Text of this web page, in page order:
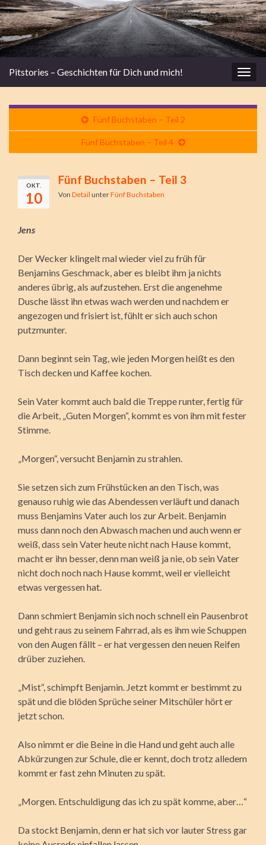
Pitstories – Geschichten für Dich und mich!
Fünf Buchstaben – Teil 2
Fünf Buchstaben – Teil 4
OKT.
10
Fünf Buchstaben – Teil 3
Von Detail unterFünf Buchstaben
Jens
Der Wecker klingelt mal wieder viel zu früh für
Benjamins Geschmack, aber es bleibt ihm ja nichts
anderes übrig, als aufzustehen. Erst die angenehme
Dusche lässt ihn etwas wach werden und nachdem er
angezogen und frisiert ist, fühlt er sich auch schon
putzmunter.
Dann beginnt sein Tag, wie jeden Morgen heißt es den
Tisch decken und Kaffee kochen.
Sein Vater kommt auch bald die Treppe runter, fertig für
die Arbeit, „Guten Morgen“, kommt es von ihm mit fester
Stimme.
„Morgen“, versucht Benjamin zu strahlen.
Sie setzen sich zum Frühstücken an den Tisch, was
genauso ruhig wie das Abendessen verläuft und danach
muss Benjamins Vater auch los zur Arbeit. Benjamin
muss dann noch den Abwasch machen und auch wenn er
weiß, dass sein Vater heute nicht nach Hause kommt,
macht er ihn besser, denn man weiß ja nie, ob sein Vater
nicht doch noch nach Hause kommt, weil er vielleicht
etwas vergessen hat.
Dann schmiert Benjamin sich noch schnell ein Pausenbrot
und geht raus zu seinem Fahrrad, als es ihm wie Schuppen
von den Augen fällt – er hat vergessen den neuen Reifen
drüber zuziehen.
„Mist“, schimpft Benjamin. Jetzt kommt er bestimmt zu
spät und die blöden Sprüche seiner Mitschüler hört er
jetzt schon.
Also nimmt er die Beine in die Hand und geht auch alle
Abkürzungen zur Schule, die er kennt, doch trotz alledem
kommt er fast zehn Minuten zu spät.
„Morgen. Entschuldigung das ich zu spät komme, aber…“
Da stockt Benjamin, denn er hat sich vor lauter Stress gar